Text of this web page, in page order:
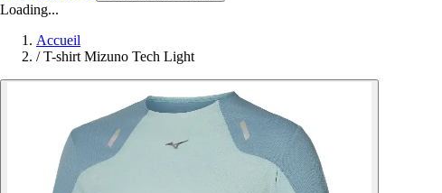
Loading...
Accueil
/ T-shirt Mizuno Tech Light